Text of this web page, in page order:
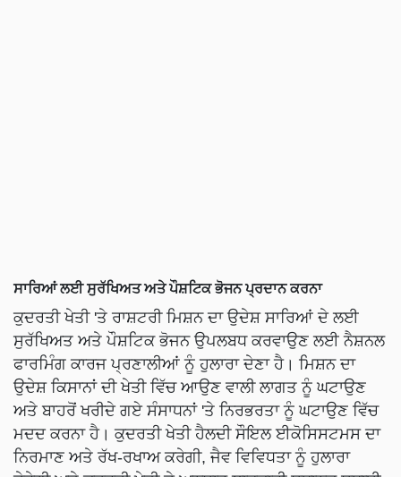
ਸਾਰਿਆਂ ਲਈ ਸੁਰੱਖਿਅਤ ਅਤੇ ਪੌਸ਼ਟਿਕ ਭੋਜਨ ਪ੍ਰਦਾਨ ਕਰਨਾ
ਕੁਦਰਤੀ ਖੇਤੀ 'ਤੇ ਰਾਸ਼ਟਰੀ ਮਿਸ਼ਨ ਦਾ ਉਦੇਸ਼ ਸਾਰਿਆਂ ਦੇ ਲਈ
ਸੁਰੱਖਿਅਤ ਅਤੇ ਪੌਸ਼ਟਿਕ ਭੋਜਨ ਉਪਲਬਧ ਕਰਵਾਉਣ ਲਈ ਨੈਸ਼ਨਲ
ਫਾਰਮਿੰਗ ਕਾਰਜ ਪ੍ਰਣਾਲੀਆਂ ਨੂੰ ਹੁਲਾਰਾ ਦੇਣਾ ਹੈ। ਮਿਸ਼ਨ ਦਾ
ਉਦੇਸ਼ ਕਿਸਾਨਾਂ ਦੀ ਖੇਤੀ ਵਿੱਚ ਆਉਣ ਵਾਲੀ ਲਾਗਤ ਨੂੰ ਘਟਾਉਣ
ਅਤੇ ਬਾਹਰੋਂ ਖਰੀਦੇ ਗਏ ਸੰਸਾਧਨਾਂ 'ਤੇ ਨਿਰਭਰਤਾ ਨੂੰ ਘਟਾਉਣ ਵਿੱਚ
ਮਦਦ ਕਰਨਾ ਹੈ। ਕੁਦਰਤੀ ਖੇਤੀ ਹੈਲਦੀ ਸੌਇਲ ਈਕੋਸਿਸਟਮਸ ਦਾ
ਨਿਰਮਾਣ ਅਤੇ ਰੱਖ-ਰਖਾਅ ਕਰੇਗੀ, ਜੈਵ ਵਿਵਿਧਤਾ ਨੂੰ ਹੁਲਾਰਾ